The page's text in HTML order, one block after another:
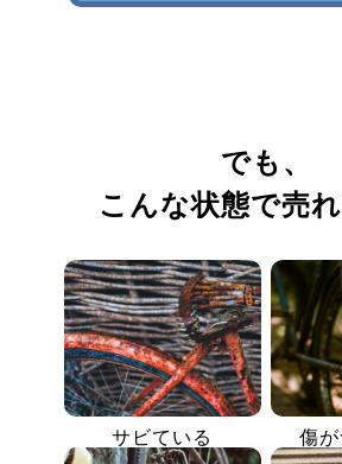
でも、
こんな状態で売
サビている 傷